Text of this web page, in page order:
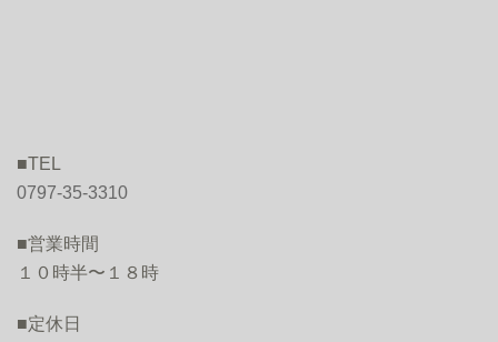
■TEL
0797-35-3310
■営業時間
１０時半〜１８時
■定休日